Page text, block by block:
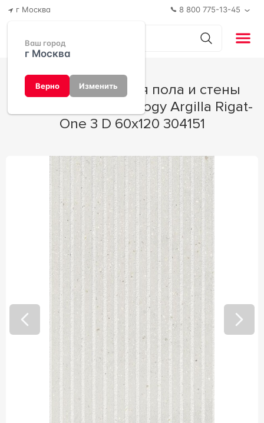
г Москва
Ваш город
г Москва
Верно Изменить
8 800 775-13-45
Dado Ceramica Geology Argilla Rigat-
One 3 D 60x120 304151